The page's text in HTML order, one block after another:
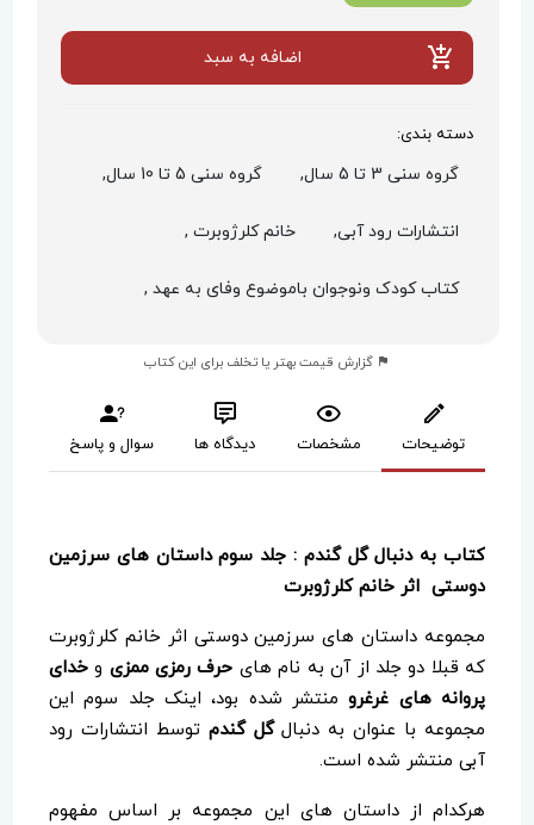
اضافه به سبد
دسته بندی:
گروه سنی 3 تا 5 سال, گروه سنی 5 تا 10 سال,
انتشارات رود آبی, خانم کلرژوبرت ,
کتاب کودک ونوجوان باموضوع وفای به عهد ,
گزارش قیمت بهتر یا تخلف برای این کتاب
توضیحات مشخصات دیدگاه ها سوال و پاسخ
کتاب به دنبال گل گندم : جلد سوم داستان های سرزمین
دوستی اثر خانم کلرژوبرت
مجموعه داستان های سرزمین دوستی اثر خانم کلرژوبرت
که قبلا دو جلد از آن به نام های حرف رمزی ممزی وخدای
پروانه های غرغرومنتشر شده بود، اینک جلد سوم این
مجموعه با عنوان به دنبالگل گندم توسط انتشارات رود
آبی منتشر شده است.
هرکدام از داستان های این مجموعه بر اساس مفهوم